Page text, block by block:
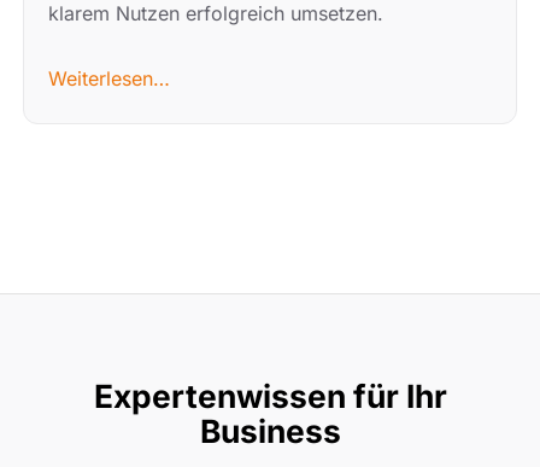
klarem Nutzen erfolgreich umsetzen.
Weiterlesen…
Expertenwissen für Ihr
Business